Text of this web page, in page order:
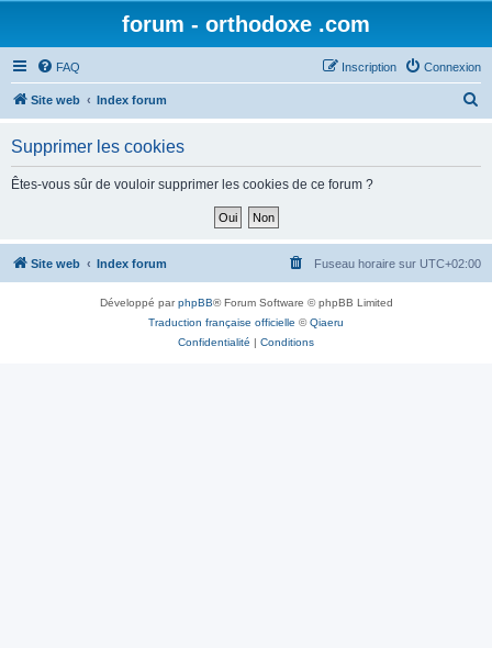
forum - orthodoxe .com
FAQ Connexion
Inscription
Site web Index forum
h
Supprimer les cookies
Êtes-vous sûr de vouloir supprimer les cookies de ce forum ?
Site web Index forum Fuseau horaire sur UTC+02:00
Développé parphpBB® Forum Software © phpBB Limited
Traduction française officielle ©Qiaeru
Confidentialité | Conditions